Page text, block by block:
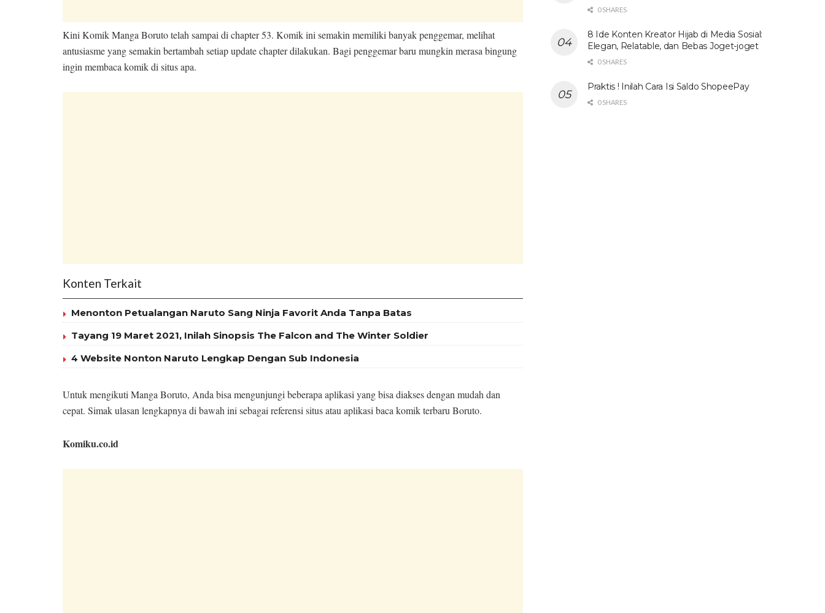
Kini Komik Manga Boruto telah sampai di chapter 53. Komik ini semakin memiliki banyak penggemar, melihat
antusiasme yang semakin bertambah setiap update chapter dilakukan. Bagi penggemar baru mungkin merasa bingung
ingin membaca komik di situs apa.
Konten Terkait
Menonton Petualangan Naruto Sang Ninja Favorit Anda Tanpa Batas
Tayang 19 Maret 2021, Inilah Sinopsis The Falcon and The Winter Soldier
4 Website Nonton Naruto Lengkap Dengan Sub Indonesia
Untuk mengikuti Manga Boruto, Anda bisa mengunjungi beberapa aplikasi yang bisa diakses dengan mudah dan
cepat. Simak ulasan lengkapnya di bawah ini sebagai referensi situs atau aplikasi baca komik terbaru Boruto.
Komiku.co.id
0 SHARES
8 Ide Konten Kreator Hijab di Media Sosial:
Elegan, Relatable, dan Bebas Joget-joget
0 SHARES
Praktis ! Inilah Cara Isi Saldo ShopeePay
0 SHARES